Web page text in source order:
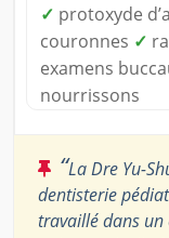
✓ protoxyde
couronnes ✓
examens
nourrissons
“La Dre Yu-
dentisterie
travaillé dans